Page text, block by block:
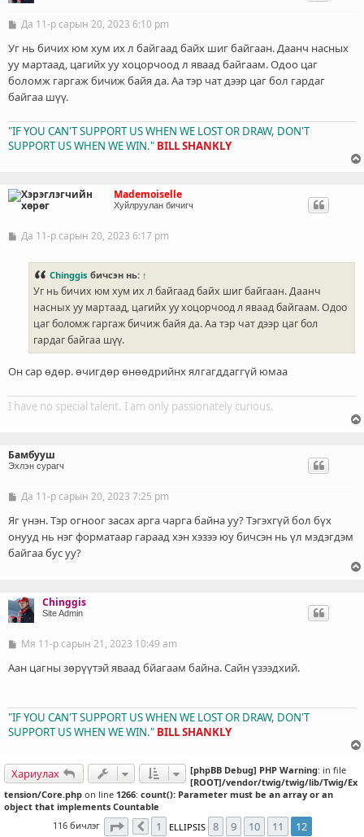
Б
ч
э
г
Да 11-р сарын 20, 2023 6:10 pm
Уг нь бичих юм хум их л байгаад байх шиг байгаан. Даанч насных
уу мартаад, цагийх уу хоцорчоод л яваад байгаам. Одоо цаг
боломж гаргаж бичиж байя да. Аа тэр чат дээр цаг бол гардаг
байгаа шүү.
"IF YOU CAN'T SUPPORT US WHEN WE LOST OR DRAW, DON'T
SUPPORT US WHEN WE WIN." BILL SHANKLY
Mademoiselle
Хуйлруулан бичигч
БДа 11-р сарын 20, 2023 6:17 pm
Chinggis бичсэн нь: ↑
Уг нь бичих юм хум их л байгаад байх шиг байгаан. Даанч
насных уу мартаад, цагийх уу хоцорчоод л яваад байгаам. Одоо
цаг боломж гаргаж бичиж байя да. Аа тэр чат дээр цаг бол
гардаг байгаа шүү.
Он сар өдөр. өчигдөр өнөөдрийнх ялгагддаггүй юмаа
I have no special talent. I am only passionately curious.
Бамбууш
Эхлэн сурагч
Б
ч
э
г
Да 11-р сарын 20, 2023 7:25 pm
Яг үнэн. Тэр огноог засах арга чарга байна уу? Тэгэхгүй бол бүх
онууд нь нэг форматаар гараад хэн хэзээ юу бичсэн нь үл мэдэгдэм
байгаа бус уу?
Chinggis
Site Admin
Б
ч
Мя 11-р сарын 21, 2023 10:49 am
Аан цагны зөрүүтэй яваад бйагаам байна. Сайн үзээдхий.
"IF YOU CAN'T SUPPORT US WHEN WE LOST OR DRAW, DON'T
SUPPORT US WHEN WE WIN." BILL SHANKLY
Хариулах [phpBB Debug] PHP Warning: in file
[ROOT]/vendor/twig/twig/lib/Twig/Ex
tension/Core.php on line 1266: count(): Parameter must be an array or an
object that implements Countable
116 бичлэг
12 хуудасны12дахь нь
Өмнөх
1 ELLIPSIS 8 9 10 11 12